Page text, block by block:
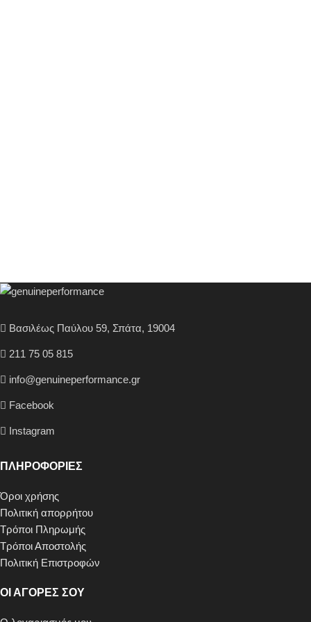
Βασιλέως Παύλου 59, Σπάτα, 19004
211 75 05 815
info@genuineperformance.gr
Facebook
Instagram
ΠΛΗΡΟΦΟΡΙΕΣ
Όροι χρήσης
Πολιτική απορρήτου
Τρόποι Πληρωμής
Τρόποι Αποστολής
Πολιτική Επιστροφών
ΟΙ ΑΓΟΡΕΣ ΣΟΥ